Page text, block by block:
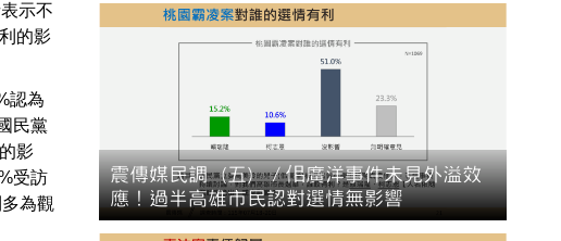
示不
的影
認為
民黨
影
受訪
為觀
震傳媒民調（五）／佀廣洋事件未見外溢效
應！過半高雄市民認對選情無影響